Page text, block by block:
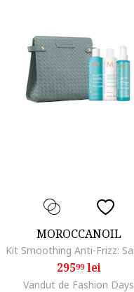
MOROCCANOIL
29599lei
Vandut de Fashion Days